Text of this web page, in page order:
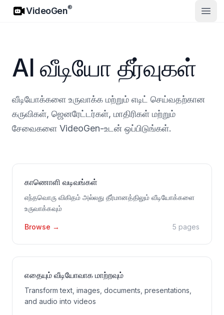
VideoGen
VideoGen®
முதல்
AI வீடியோ தீர்வுகள்
வீடியோக்களை உருவாக்க மற்றும் எடிட் செய்வதற்கான
கருவிகள், ஜெனரேட்டர்கள், மாதிரிகள் மற்றும்
சேவைகளை VideoGen-உடன் ஒப்பிடுங்கள்.
காணொளி வடிவங்கள்
எந்தவொரு விகிதம் அல்லது தீர்மானத்திலும் வீடியோக்களை
உருவாக்கவும்
Browse → 5 pages
எதையும் வீடியோவாக மாற்றவும்
Transform text, images, documents, presentations,
and audio into videos